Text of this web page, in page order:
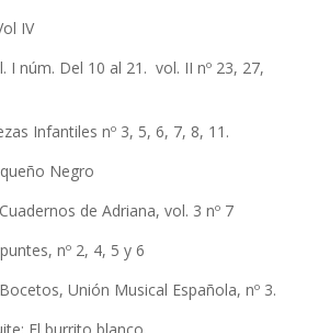
IV
I núm. Del 10 al 21. vol. II nº 23, 27,
Infantiles nº 3, 5, 6, 7, 8, 11.
Negro
de Adriana, vol. 3 nº 7
nº 2, 4, 5 y 6
Unión Musical Española, nº 3.